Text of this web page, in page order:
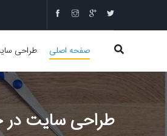
صفحه اصلی طراحی
طراحی سایت در